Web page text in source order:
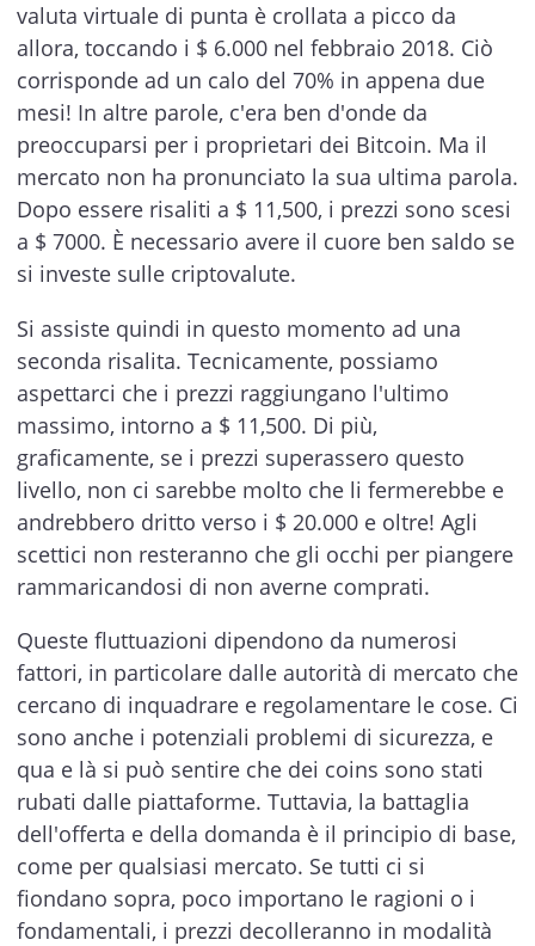
valuta virtuale di punta è crollata a picco da
allora, toccando i $ 6.000 nel febbraio 2018. Ciò
corrisponde ad un calo del 70% in appena due
mesi! In altre parole, c'era ben d'onde da
preoccuparsi per i proprietari dei Bitcoin. Ma il
mercato non ha pronunciato la sua ultima parola.
Dopo essere risaliti a $ 11,500, i prezzi sono scesi
a $ 7000. È necessario avere il cuore ben saldo se
si investe sulle criptovalute.
Si assiste quindi in questo momento ad una
seconda risalita. Tecnicamente, possiamo
aspettarci che i prezzi raggiungano l'ultimo
massimo, intorno a $ 11,500. Di più,
graficamente, se i prezzi superassero questo
livello, non ci sarebbe molto che li fermerebbe e
andrebbero dritto verso i $ 20.000 e oltre! Agli
scettici non resteranno che gli occhi per piangere
rammaricandosi di non averne comprati.
Queste fluttuazioni dipendono da numerosi
fattori, in particolare dalle autorità di mercato che
cercano di inquadrare e regolamentare le cose. Ci
sono anche i potenziali problemi di sicurezza, e
qua e là si può sentire che dei coins sono stati
rubati dalle piattaforme. Tuttavia, la battaglia
dell'offerta e della domanda è il principio di base,
come per qualsiasi mercato. Se tutti ci si
fiondano sopra, poco importano le ragioni o i
fondamentali, i prezzi decolleranno in modalità